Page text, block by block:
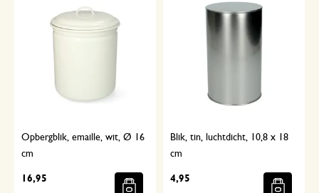
Opbergblik, emaille, wit, Ø 16
cm
16,95
Blik, tin, luchtdicht, 10,8 x 18
cm
4,95